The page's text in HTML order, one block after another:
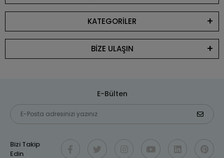
KATEGORİLER
BİZE ULAŞIN
E-Bülten
Bizi Takip
Edin